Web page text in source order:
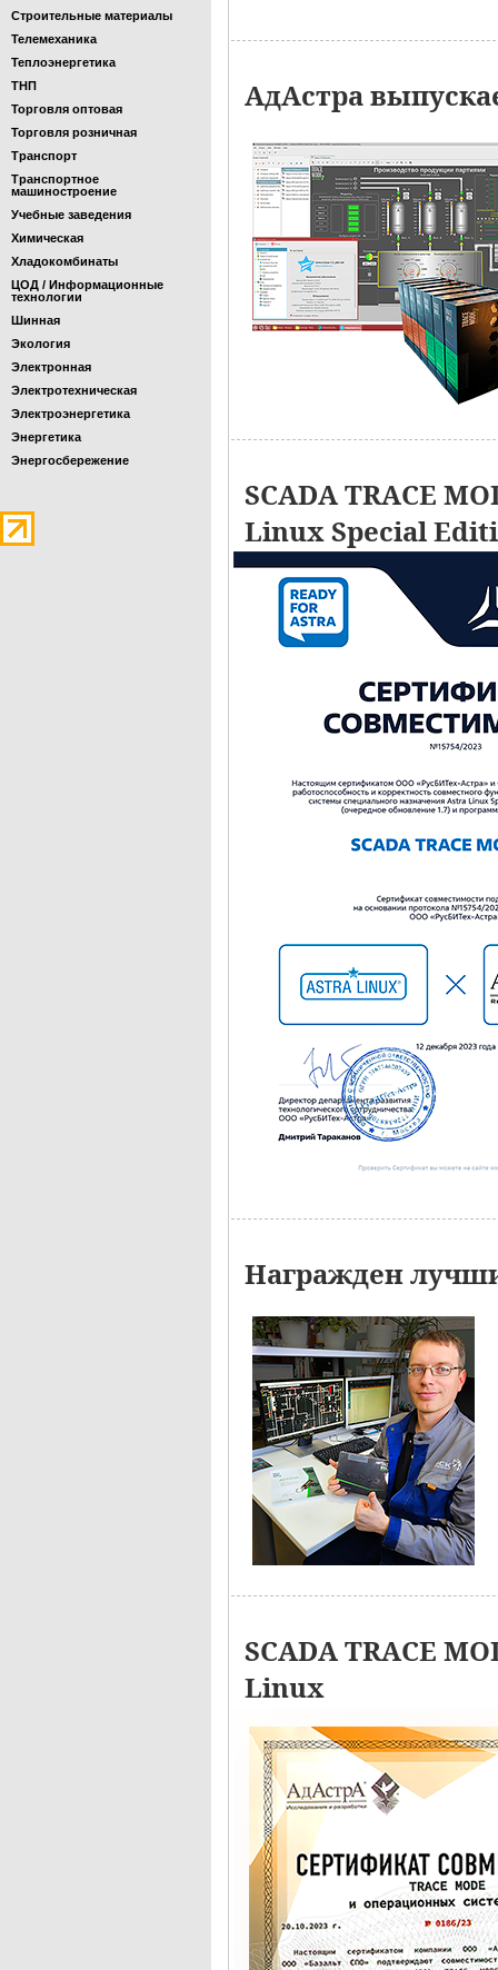
Строительные материалы
Телемеханика
Теплоэнергетика
ТНП
Торговля оптовая
Торговля розничная
Транспорт
Транспортное
машиностроение
Учебные заведения
Химическая
Хладокомбинаты
ЦОД / Информационные
технологии
Шинная
Экология
Электронная
Электротехническая
Электроэнергетика
Энергетика
Энергосбережение
АдАстра
SCADA TRACE
Linux Special
Награжден
SCADA TRACE
Linux